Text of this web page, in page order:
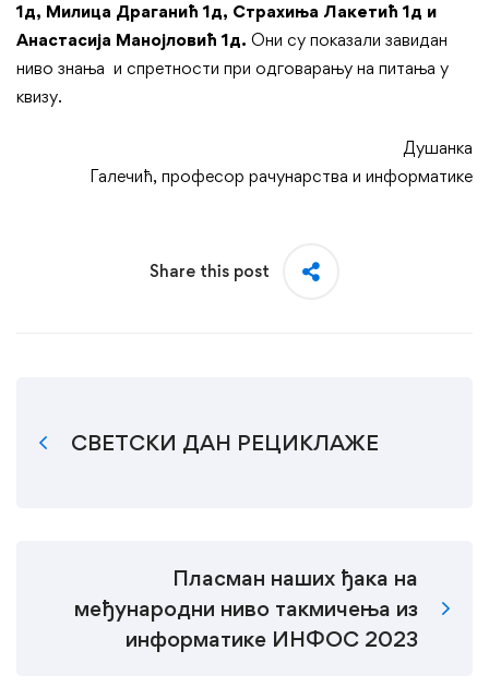
1д, Милица Драганић 1д, Страхиња Лакетић 1д и
Анастасија Манојловић 1д. Они су показали завидан
ниво знања и спретности при одговарању на питања у
квизу.
Душанка
Галечић, професор рачунарства и информатике
Share this post
СВЕТСКИ ДАН РЕЦИКЛАЖЕ
Пласман наших ђака на
међународни ниво такмичења из
информатике ИНФОС 2023